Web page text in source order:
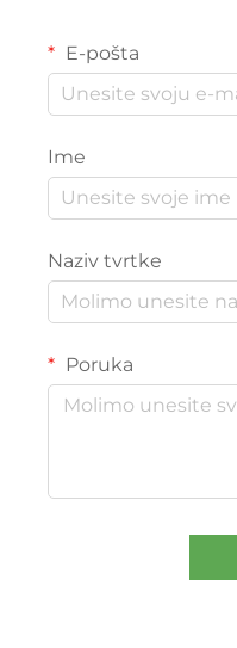
E-pošta
Ime
Naziv tvrtke
Poruka